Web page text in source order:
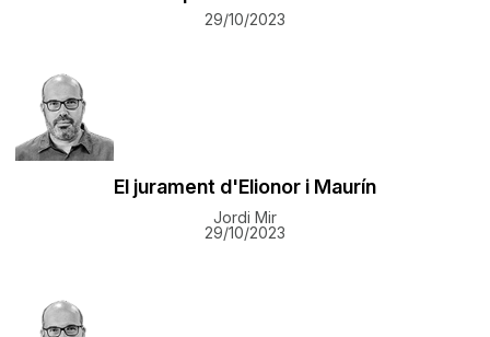
29/10/2023
El jurament d'Elionor i Maurín
Jordi Mir
29/10/2023